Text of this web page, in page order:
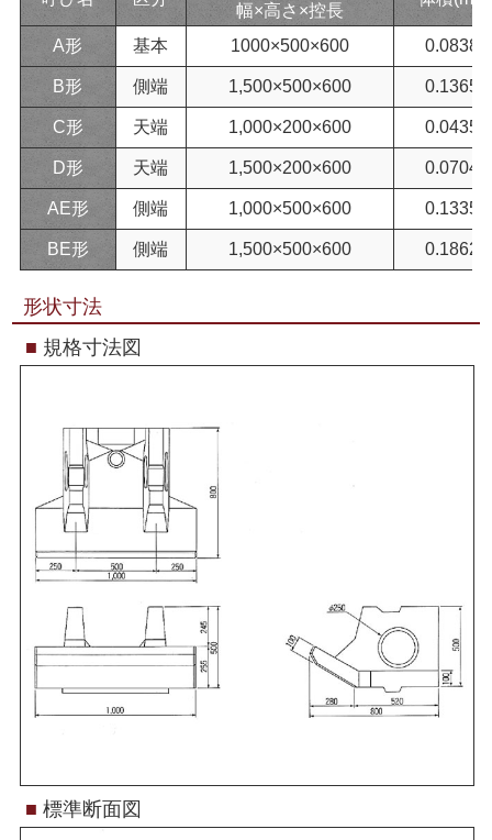
幅×高さ×控長
A形 基本 1000×500×600 0.0838
B形 側端 1,500×500×600 0.1365
C形 天端 1,000×200×600 0.0435
D形 天端 1,500×200×600 0.0704
AE形 側端 1,000×500×600 0.1335
BE形 側端 1,500×500×600 0.1862
形状寸法
■ 規格寸法図
■ 標準断面図